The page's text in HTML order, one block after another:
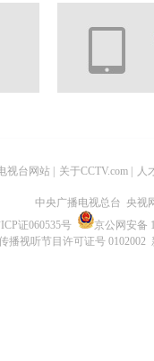
视台网站 关于CCTV.com 人
中央广播电视总台 央视
证060535号
京公网安备
播视听节目许可证号 0102002